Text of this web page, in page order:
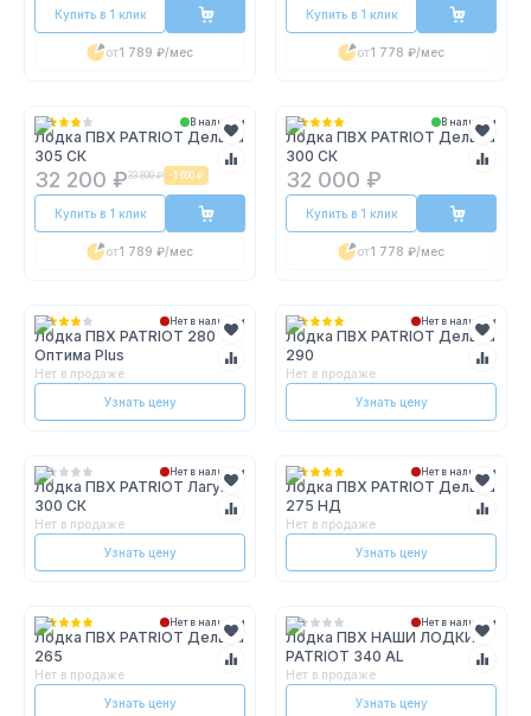
Купить в 1 клик
от1 789 ₽/мес
Купить в 1 клик
от1 778 ₽/мес
В наличии
Лодка ПВХ PATRIOT Дельта
305 СК
32 200 ₽33 800 ₽ -1 600 ₽
Купить в 1 клик
от1 789 ₽/мес
В наличии
Лодка ПВХ PATRIOT Дельта
300 СК
32 000 ₽
Купить в 1 клик
от1 778 ₽/мес
Нет в наличии
Лодка ПВХ PATRIOT 280
Оптима Plus
Нет в продаже
Узнать цену
Нет в наличии
Лодка ПВХ PATRIOT Дельта
290
Нет в продаже
Узнать цену
Нет в наличии
Лодка ПВХ PATRIOT Лагуна
300 СК
Нет в продаже
Узнать цену
Нет в наличии
Лодка ПВХ PATRIOT Дельта
275 НД
Нет в продаже
Узнать цену
Нет в наличии
Лодка ПВХ PATRIOT Дельта
265
Нет в продаже
Узнать цену
Нет в наличии
Лодка ПВХ НАШИ ЛОДКИ
PATRIOT 340 AL
Нет в продаже
Узнать цену